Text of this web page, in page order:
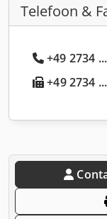
Telefoon &
+49 2734
+49 2734